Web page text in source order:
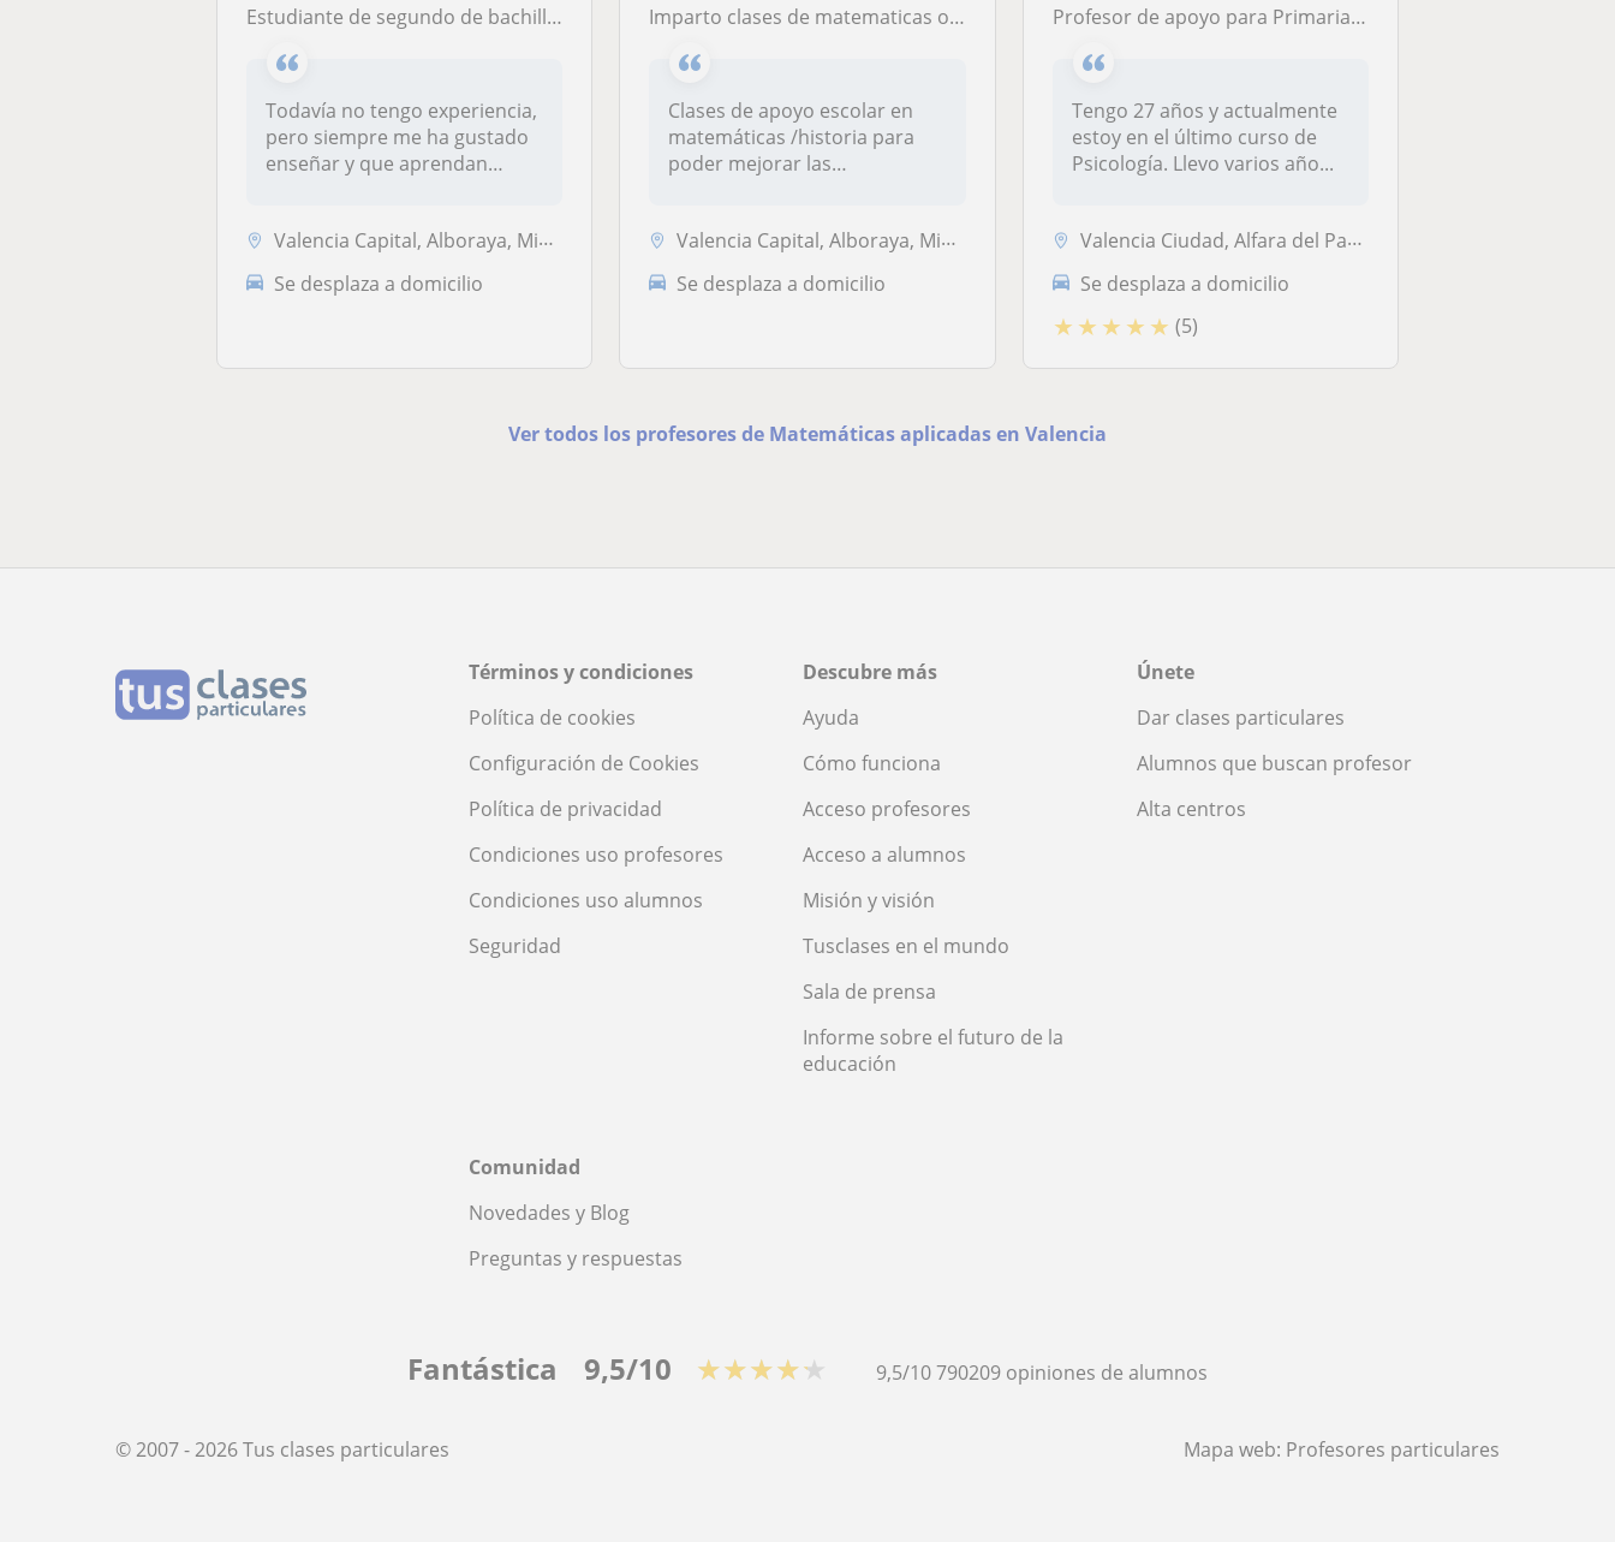
Estudiante de segundo de bachillerato de ciencias sociales se ofrece para impartir todo tipo de asignaturas, menos idiomas, desde primaria hasta bachillerato
Todavía no tengo experiencia,
pero siempre me ha gustado
enseñar y que aprendan
Valencia Capital, Alboraya, Mislata, Tavernes Blanques
Se desplaza a domicilio
Imparto clases de matematicas o historia para ayudar al aulumnado
Clases de apoyo escolar en
matemáticas /historia para
poder mejorar las
Valencia Capital, Alboraya, Mislata, Tavernes Blanques
Se desplaza a domicilio
Profesor de apoyo para Primaria, ESO y Bachillerato | Refuerzo y organización académica
Tengo 27 años y actualmente
estoy en el último curso de
Psicología. Llevo varios año...
Valencia Ciudad, Alfara del Patriarca, Godella, Moncada, Rocafort, Bét...
Se desplaza a domicilio
★ ★ ★ ★ ★ (5)
Ver todos los profesores de Matemáticas aplicadas en Valencia
Términos y condiciones
Política de cookies
Configuración de Cookies
Política de privacidad
Condiciones uso profesores
Condiciones uso alumnos
Seguridad
Descubre más
Ayuda
Cómo funciona
Acceso profesores
Acceso a alumnos
Misión y visión
Tusclases en el mundo
Sala de prensa
Informe sobre el futuro de la
educación
Únete
Dar clases particulares
Alumnos que buscan profesor
Alta centros
Comunidad
Novedades y Blog
Preguntas y respuestas
Fantástica 9,5/10 ★★★★★ 9,5/10790209 opiniones de alumnos
© 2007 - 2026 Tus clases particulares Mapa web: Profesores particulares